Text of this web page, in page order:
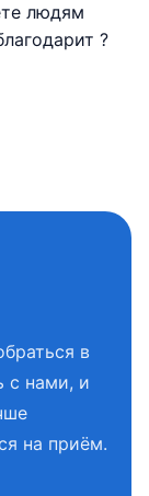
людям
?
в
с нами, и
на приём.